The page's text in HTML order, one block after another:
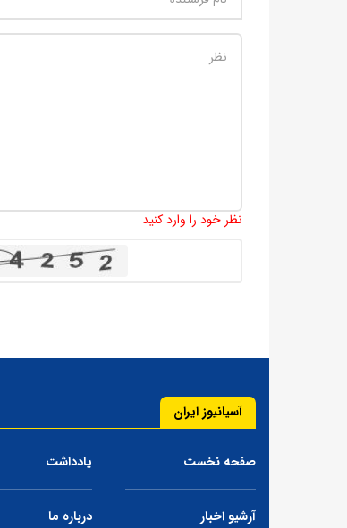
نظر خود را وارد کنید
آسیانیوز ایران
صفحه نخست یادداشت
آرشیو اخبار درباره ما